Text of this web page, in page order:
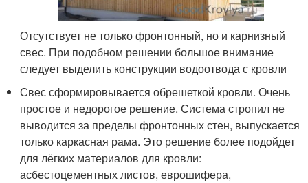
Отсутствует не только фронтонный, но и карнизный
свес. При подобном решении большое внимание
следует выделить конструкции водоотвода с кровли
Свес сформировывается обрешеткой кровли. Очень
простое и недорогое решение. Система стропил не
выводится за пределы фронтонных стен, выпускается
только каркасная рама. Это решение более подойдет
для лёгких материалов для кровли:
асбестоцементных листов, еврошифера,